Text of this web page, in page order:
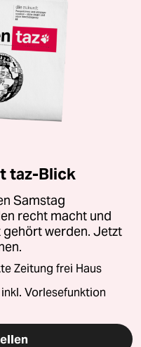
taz-Blick
Samstag
recht macht und
werden. Jetzt
Zeitung frei Haus
Vorlesefunktion